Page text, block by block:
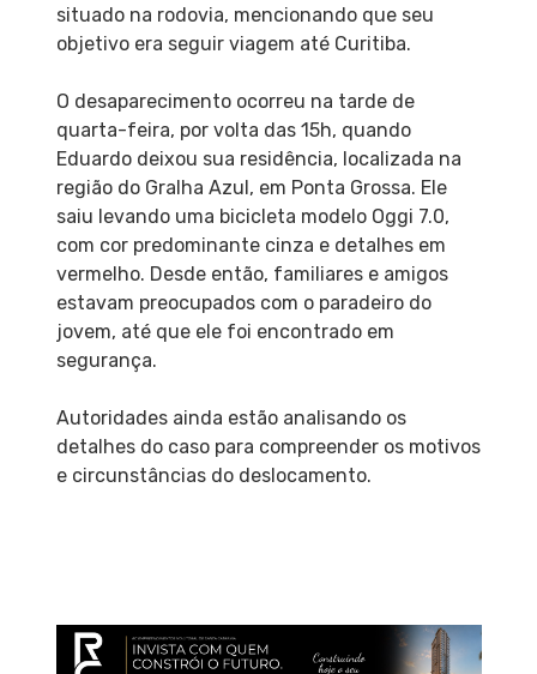
situado na rodovia, mencionando que seu
objetivo era seguir viagem até Curitiba.
O desaparecimento ocorreu na tarde de
quarta-feira, por volta das 15h, quando
Eduardo deixou sua residência, localizada na
região do Gralha Azul, em Ponta Grossa. Ele
saiu levando uma bicicleta modelo Oggi 7.0,
com cor predominante cinza e detalhes em
vermelho. Desde então, familiares e amigos
estavam preocupados com o paradeiro do
jovem, até que ele foi encontrado em
segurança.
Autoridades ainda estão analisando os
detalhes do caso para compreender os motivos
e circunstâncias do deslocamento.